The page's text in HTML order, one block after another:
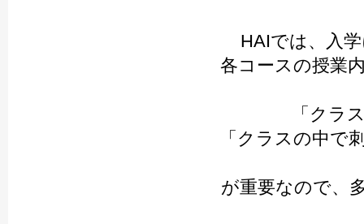
HAIでは、入
各コースの授業
「クラ
「クラスの中で
が重要なので、